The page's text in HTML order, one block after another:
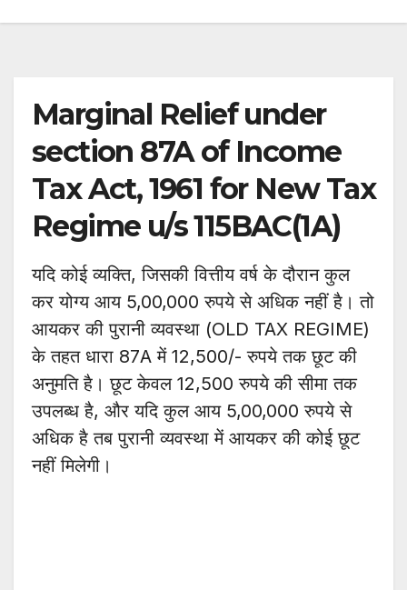
Marginal Relief under
section 87A of Income
Tax Act, 1961 for New Tax
Regime u/s 115BAC(1A)
यदि कोई व्यक्ति, जिसकी वित्तीय वर्ष के दौरान कुल
कर योग्य आय 5,00,000 रुपये से अधिक नहीं है। तो
आयकर की पुरानी व्यवस्था (OLD TAX REGIME)
के तहत धारा 87A में 12,500/- रुपये तक छूट की
अनुमति है। छूट केवल 12,500 रुपये की सीमा तक
उपलब्ध है, और यदि कुल आय 5,00,000 रुपये से
अधिक है तब पुरानी व्यवस्था में आयकर की कोई छूट
नहीं मिलेगी।